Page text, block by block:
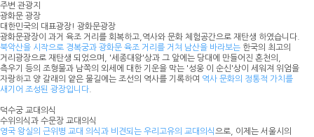
주변 관광지
광화문 광장
대한민국의 대표광장! 광화문광장
광화문광장이 과거 육조 거리를 회복하고,역사와 문화 체험공간으로 재탄생 하였습니다.
북악산을 시작으로 경복궁과 광화문 육조 거리를 거쳐 남산을 바라보는 한국의 최고의
거리광장으로 재탄생 되었으며, '세종대왕'상과 그 앞에는 당대에 만들어진 혼천의,
측우기 등의 조형물과 남쪽의 외세에 대한 기운을 막는 '성웅 이 순신'상이 세워져 위엄을
자랑하고 양 갈래의 얕은 물길에는 조선의 역사를 기록하여 역사 문화의 정통적 가치를
새기어 조성된 광장입니다
덕수궁 교대의식
수위의식과 수문장 교대의식
영국 왕실의 근위병 교대 의식과 비견되는 우리고유의 교대의식으로, 이제는 서울시의